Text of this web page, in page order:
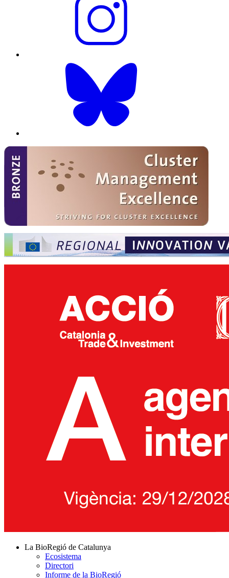
La BioRegió de Catalunya
Ecosistema
Directori
Informe de la BioRegió